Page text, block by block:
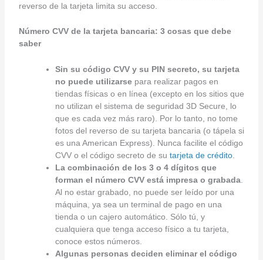
reverso de la tarjeta limita su acceso.
Número CVV de la tarjeta bancaria: 3 cosas que debe
saber
Sin su código CVV y su PIN secreto, su tarjeta
no puede utilizarse para realizar pagos en
tiendas físicas o en línea (excepto en los sitios que
no utilizan el sistema de seguridad 3D Secure, lo
que es cada vez más raro). Por lo tanto, no tome
fotos del reverso de su tarjeta bancaria (o tápela si
es una American Express). Nunca facilite el código
CVV o el código secreto de su tarjeta de crédito.
La combinación de los 3 o 4 dígitos que
forman el número CVV está impresa o grabada.
Al no estar grabado, no puede ser leído por una
máquina, ya sea un terminal de pago en una
tienda o un cajero automático. Sólo tú, y
cualquiera que tenga acceso físico a tu tarjeta,
conoce estos números.
Algunas personas deciden eliminar el código